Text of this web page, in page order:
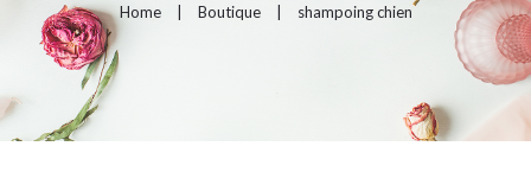
Home Boutique shampoing chien
E-BOUTIQUE